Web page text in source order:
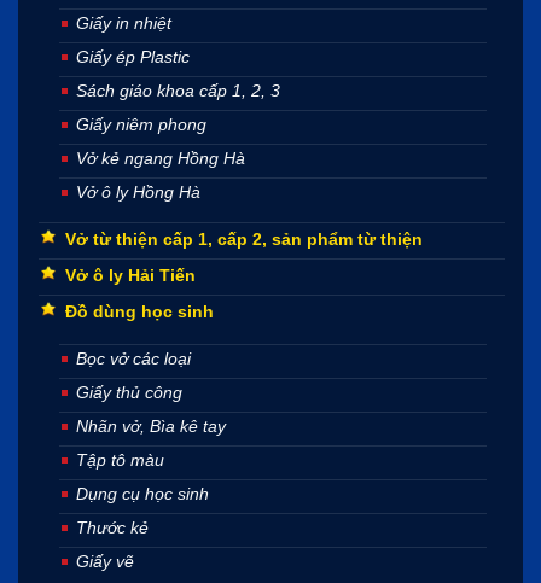
Giấy in nhiệt
Giấy ép Plastic
Sách giáo khoa cấp 1, 2, 3
Giấy niêm phong
Vở kẻ ngang Hồng Hà
Vở ô ly Hồng Hà
Vở từ thiện cấp 1, cấp 2, sản phẩm từ thiện
Vở ô ly Hải Tiến
Đồ dùng học sinh
Bọc vở các loại
Giấy thủ công
Nhãn vở, Bìa kê tay
Tập tô màu
Dụng cụ học sinh
Thước kẻ
Giấy vẽ